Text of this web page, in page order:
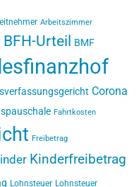
Arbeitszimmer
BFH-Urteil BMF
Corona
Fahrtkosten
Freibetrag
Kinderfreibetrag
Lohnsteuer Lohnsteuer